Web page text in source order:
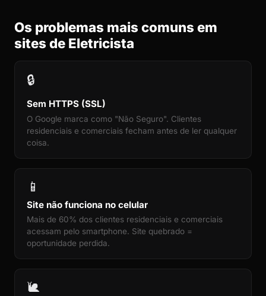
Os problemas mais comuns em
sites de Eletricista
🔒
Sem HTTPS (SSL)
O Google marca como "Não Seguro". Clientes
residenciais e comerciais fecham antes de ler qualquer
coisa.
📱
Site não funciona no celular
Mais de 60% dos clientes residenciais e comerciais
acessam pelo smartphone. Site quebrado =
oportunidade perdida.
🐌